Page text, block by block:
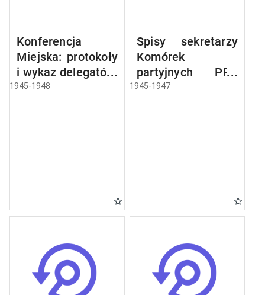
Konferencja
Miejska: protokoły
i wykaz delegatów,
sprawozdania,
1945-1948
Spisy sekretarzy
Komórek
partyjnych PPR
miasta Olsztyna
1945-1947